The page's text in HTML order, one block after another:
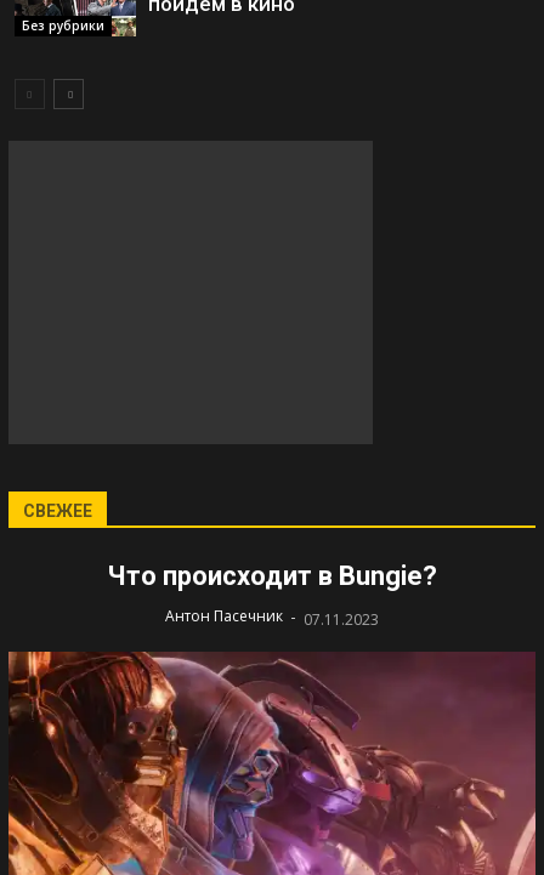
Без рубрики
СВЕЖЕЕ
Что происходит в Bungie?
Антон Пасечник - 07.11.2023